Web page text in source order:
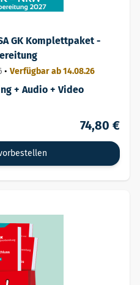
GK Komplettpaket -
• Verfügbar ab 14.08.26
+ Audio + Video
74,80 €